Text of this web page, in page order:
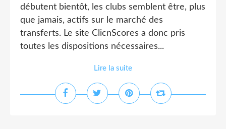
débutent bientôt, les clubs semblent être, plus
que jamais, actifs sur le marché des
transferts. Le site ClicnScores a donc pris
toutes les dispositions nécessaires...
Lire la suite